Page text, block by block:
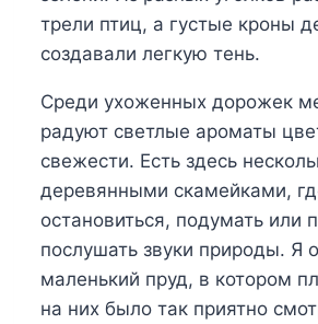
трели птиц, а густые кроны
создавали легкую тень.
Среди ухоженных дорожек
радуют светлые ароматы
свежести. Есть здесь
деревянными скамейками,
остановиться, подумать или
послушать звуки природы. Я
маленький пруд, в котором
на них было так приятно